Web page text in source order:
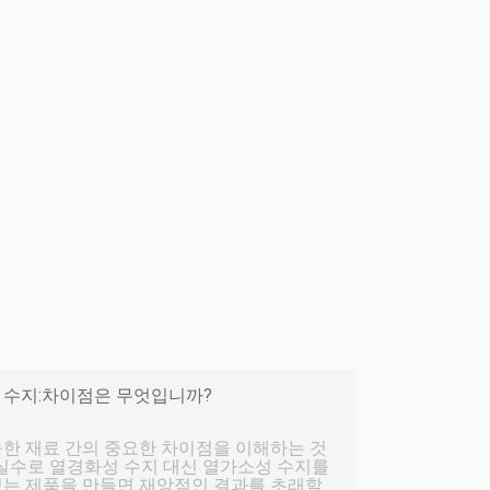
지:차이점은 무엇입니까?
재료 간의 중요한 차이점을 이해하는 것
수로 열경화성 수지 대신 열가소성 수지를
제품을 만들면 재앙적인 결과를 초래할